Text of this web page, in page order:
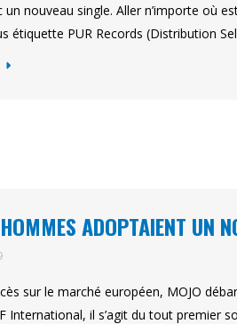
un nouveau single. Aller n’importe où
étiquette PUR Records (Distribution
ADOPTAIENT UN
sur le marché européen, MOJO
International, il s’agit du tout premier